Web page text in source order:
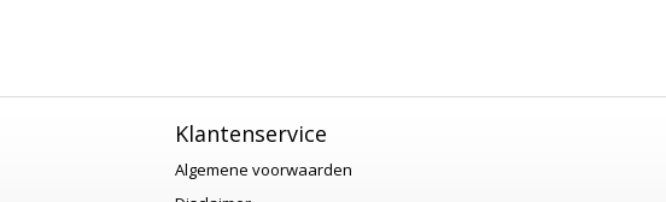
Klantenservice
Algemene voorwaarden